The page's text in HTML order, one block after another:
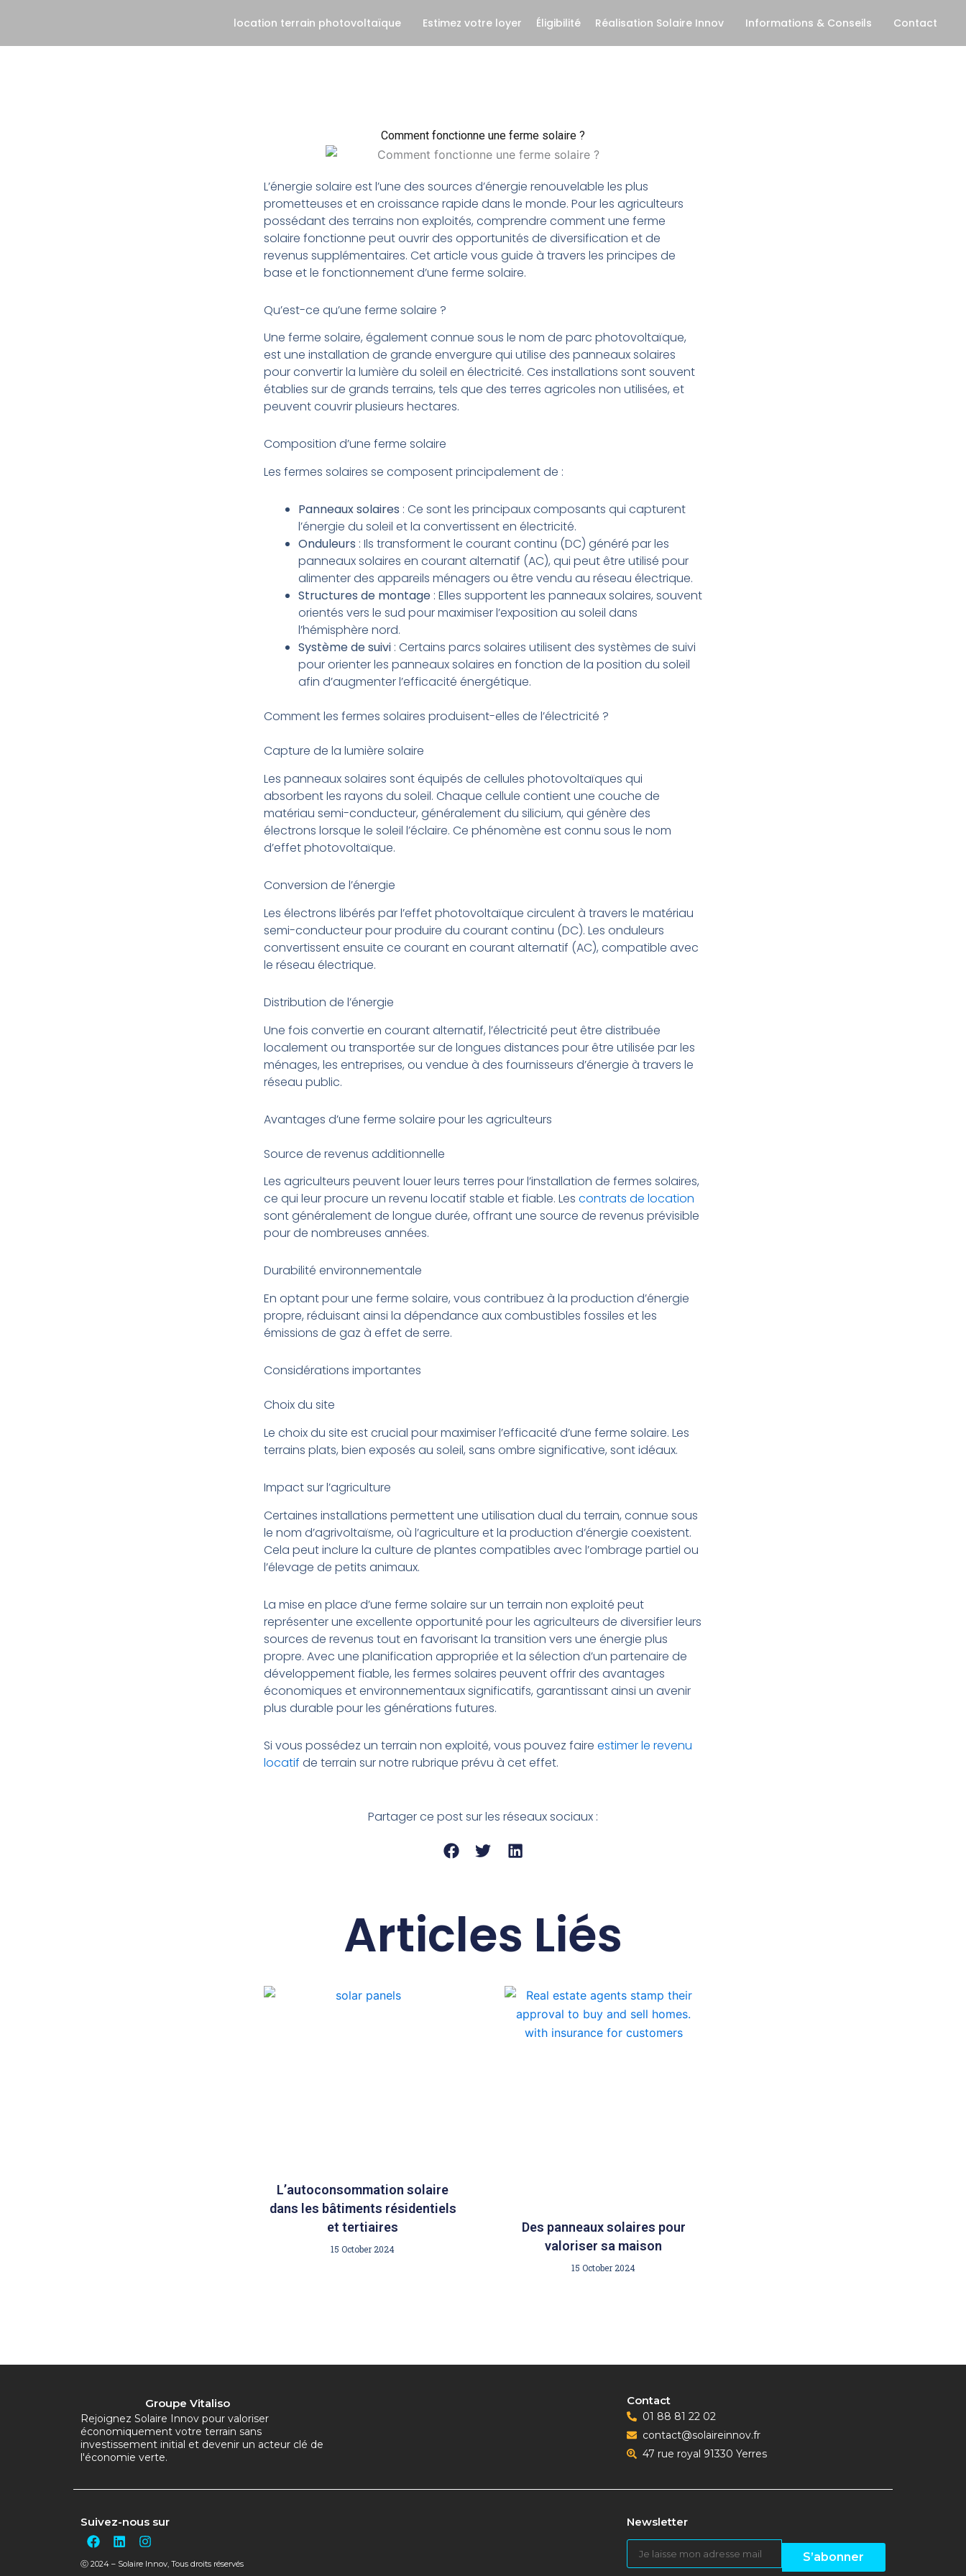
content
location terrain photovoltaïque Estimez votre loyer Éligibilité Réalisation Solaire Innov Informations & Conseils Contact
Comment fonctionne une ferme solaire ?
L’énergie solaire est l’une des sources d’énergie renouvelable les plus
prometteuses et en croissance rapide dans le monde. Pour les agriculteurs
possédant des terrains non exploités, comprendre comment une ferme
solaire fonctionne peut ouvrir des opportunités de diversification et de
revenus supplémentaires. Cet article vous guide à travers les principes de
base et le fonctionnement d’une ferme solaire.
Qu’est-ce qu’une ferme solaire ?
Une ferme solaire, également connue sous le nom de parc photovoltaïque,
est une installation de grande envergure qui utilise des panneaux solaires
pour convertir la lumière du soleil en électricité. Ces installations sont souvent
établies sur de grands terrains, tels que des terres agricoles non utilisées, et
peuvent couvrir plusieurs hectares.
Composition d’une ferme solaire
Les fermes solaires se composent principalement de :
Panneaux solaires : Ce sont les principaux composants qui capturent
l’énergie du soleil et la convertissent en électricité.
Onduleurs : Ils transforment le courant continu (DC) généré par les
panneaux solaires en courant alternatif (AC), qui peut être utilisé pour
alimenter des appareils ménagers ou être vendu au réseau électrique.
Structures de montage : Elles supportent les panneaux solaires, souvent
orientés vers le sud pour maximiser l’exposition au soleil dans
l’hémisphère nord.
Système de suivi : Certains parcs solaires utilisent des systèmes de suivi
pour orienter les panneaux solaires en fonction de la position du soleil
afin d’augmenter l’efficacité énergétique.
Comment les fermes solaires produisent-elles de l’électricité ?
Capture de la lumière solaire
Les panneaux solaires sont équipés de cellules photovoltaïques qui
absorbent les rayons du soleil. Chaque cellule contient une couche de
matériau semi-conducteur, généralement du silicium, qui génère des
électrons lorsque le soleil l’éclaire. Ce phénomène est connu sous le nom
d’effet photovoltaïque.
Conversion de l’énergie
Les électrons libérés par l’effet photovoltaïque circulent à travers le matériau
semi-conducteur pour produire du courant continu (DC). Les onduleurs
convertissent ensuite ce courant en courant alternatif (AC), compatible avec
le réseau électrique.
Distribution de l’énergie
Une fois convertie en courant alternatif, l’électricité peut être distribuée
localement ou transportée sur de longues distances pour être utilisée par les
ménages, les entreprises, ou vendue à des fournisseurs d’énergie à travers le
réseau public.
Avantages d’une ferme solaire pour les agriculteurs
Source de revenus additionnelle
Les agriculteurs peuvent louer leurs terres pour l’installation de fermes solaires,
ce qui leur procure un revenu locatif stable et fiable. Les contrats de location
sont généralement de longue durée, offrant une source de revenus prévisible
pour de nombreuses années.
Durabilité environnementale
En optant pour une ferme solaire, vous contribuez à la production d’énergie
propre, réduisant ainsi la dépendance aux combustibles fossiles et les
émissions de gaz à effet de serre.
Considérations importantes
Choix du site
Le choix du site est crucial pour maximiser l’efficacité d’une ferme solaire. Les
terrains plats, bien exposés au soleil, sans ombre significative, sont idéaux.
Impact sur l’agriculture
Certaines installations permettent une utilisation dual du terrain, connue sous
le nom d’agrivoltaïsme, où l’agriculture et la production d’énergie coexistent.
Cela peut inclure la culture de plantes compatibles avec l’ombrage partiel ou
l’élevage de petits animaux.
La mise en place d’une ferme solaire sur un terrain non exploité peut
représenter une excellente opportunité pour les agriculteurs de diversifier leurs
sources de revenus tout en favorisant la transition vers une énergie plus
propre. Avec une planification appropriée et la sélection d’un partenaire de
développement fiable, les fermes solaires peuvent offrir des avantages
économiques et environnementaux significatifs, garantissant ainsi un avenir
plus durable pour les générations futures.
Si vous possédez un terrain non exploité, vous pouvez faire estimer le revenu
locatif de terrain sur notre rubrique prévu à cet effet.
Partager ce post sur les réseaux sociaux :
Articles Liés
L’autoconsommation solaire
dans les bâtiments résidentiels
et tertiaires
15 October 2024
Des panneaux solaires pour
valoriser sa maison
15 October 2024
Groupe Vitaliso
Rejoignez Solaire Innov pour valoriser
économiquement votre terrain sans
investissement initial et devenir un acteur clé de
l'économie verte.
Contact
01 88 81 22 02
contact@solaireinnov.fr
47 rue royal 91330 Yerres
Suivez-nous sur
F
a
c
L
i
n
I
n
s
ⓒ 2024 – Solaire Innov, Tous droits réservés
Newsletter
S’abonner